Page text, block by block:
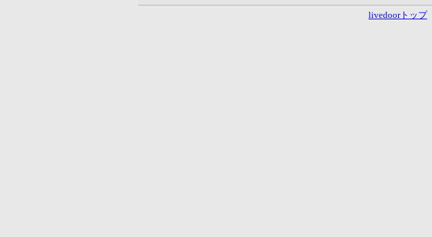
livedoorトップ